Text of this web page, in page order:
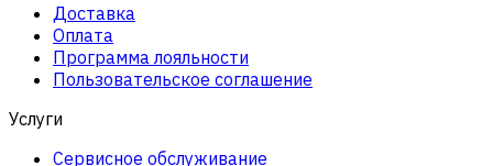
Доставка
Оплата
Программа лояльности
Пользовательское соглашение
Услуги
Сервисное обслуживание